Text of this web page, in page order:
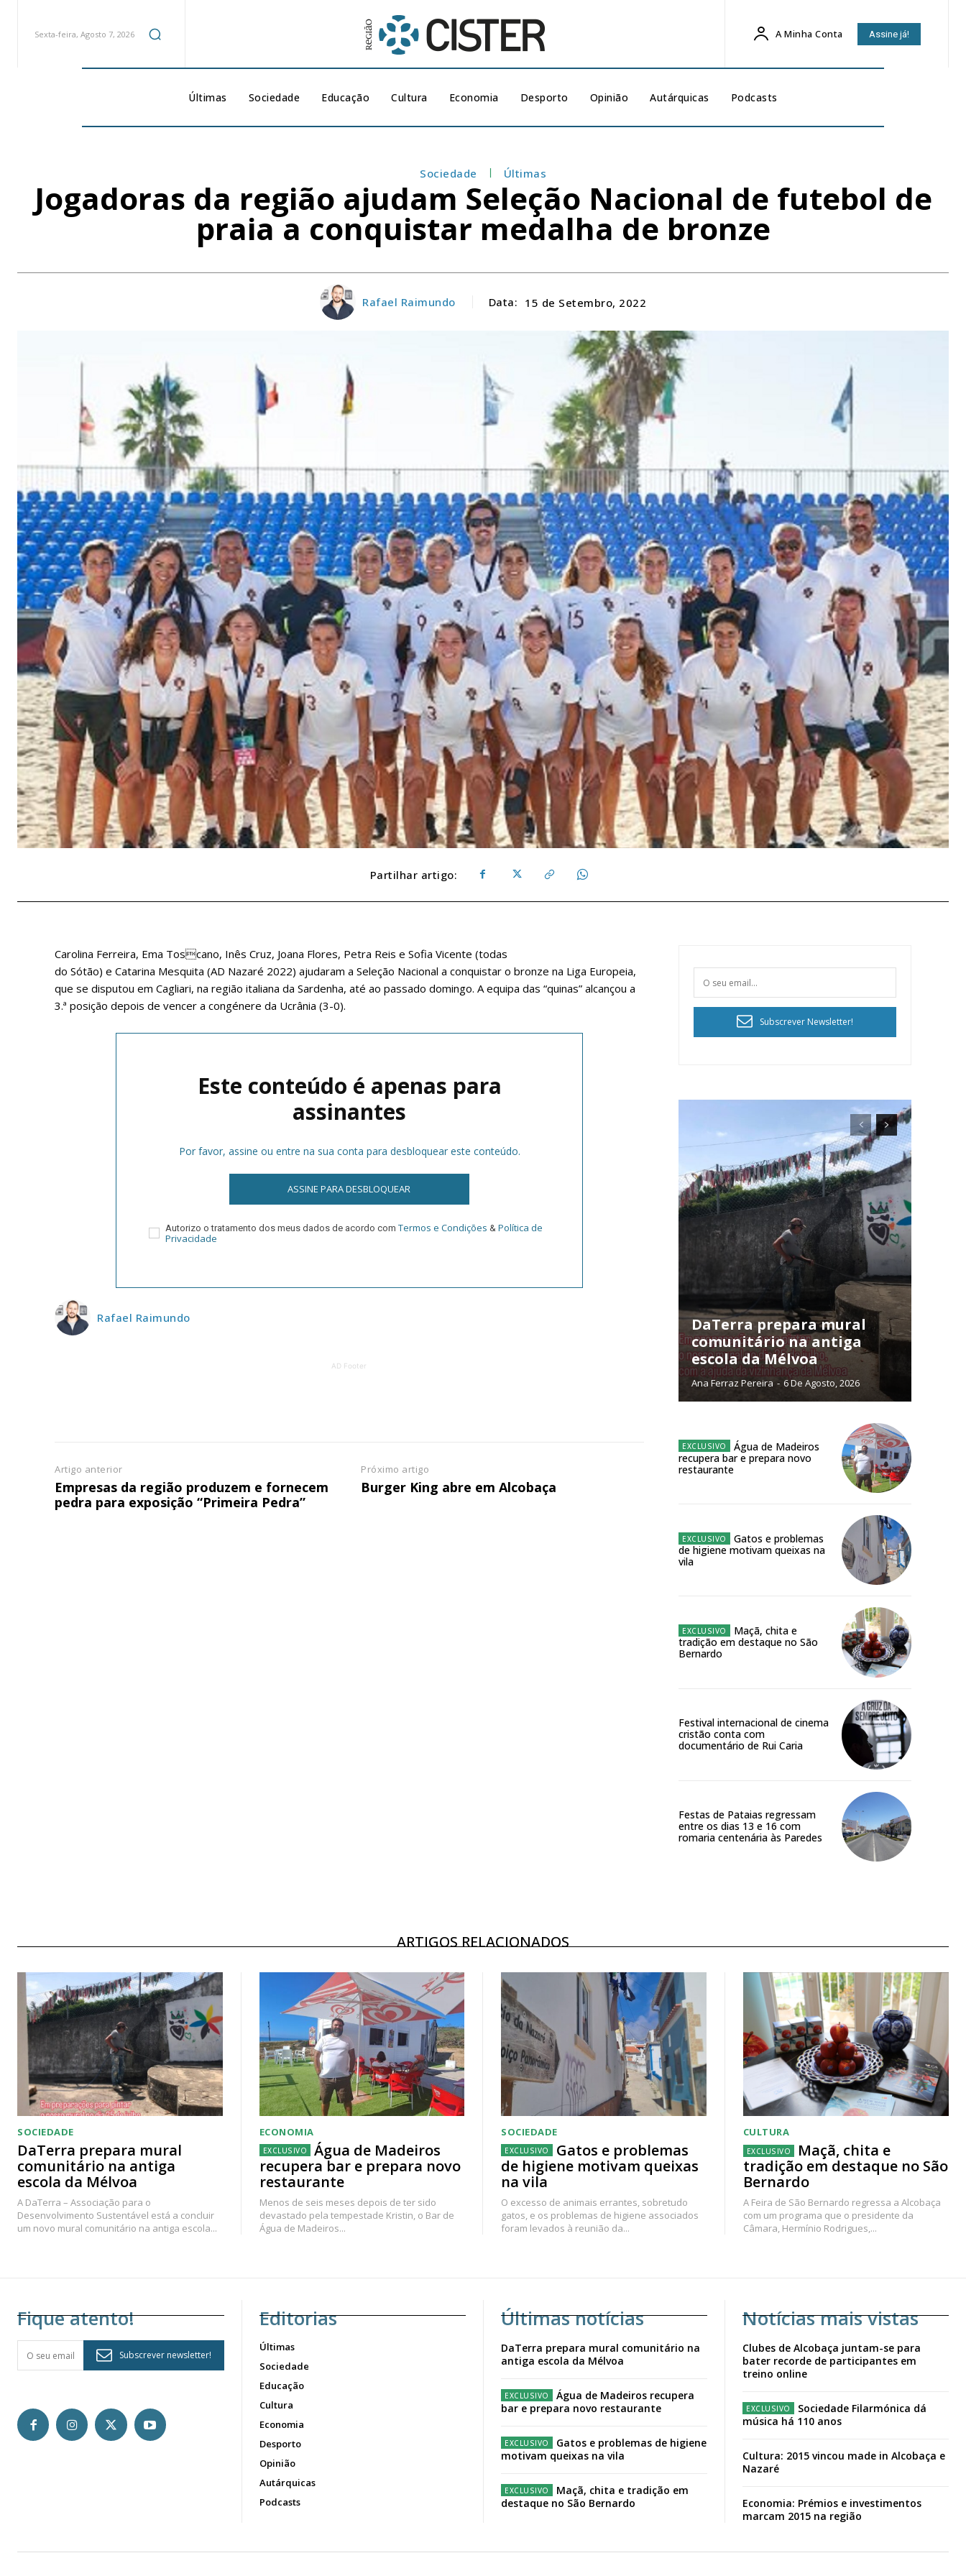
Planos de Assinatura
Faça-se assinante do Região de Cister e ajude-nos a manter este serviço público!
Escolha o plano de assinatura desejado:
€
Acesso aos conteúdos Exclusivos para
assinantes
ASSINATURA
DIGITAL ANUAL
Acesso aos conteúdos Exclusivos para
Ofertas para assinatura anual
Sexta-feira, Agosto 7, 2026 A Minha Conta Assine já!
Últimas Sociedade Educação Cultura Economia Desporto Opinião Autárquicas Podcasts
Sociedade Últimas
Jogadoras da região ajudam Seleção Nacional de futebol de
praia a conquistar medalha de bronze
Rafael Raimundo Data: 15 de Setembro, 2022
Partilhar artigo:
Carolina Ferreira, Ema Toscano, Inês Cruz, Joana Flores, Petra Reis e Sofia Vicente (todas
do Sótão) e Catarina Mesquita (AD Nazaré 2022) ajudaram a Seleção Nacional a conquistar o bronze na Liga Europeia,
que se disputou em Cagliari, na região italiana da Sardenha, até ao passado domingo. A equipa das “quinas” alcançou a
3.ª posição depois de vencer a congénere da Ucrânia (3-0).
Este conteúdo é apenas para
assinantes
Por favor, assine ou entre na sua conta para desbloquear este conteúdo.
ASSINE PARA DESBLOQUEAR
Autorizo o tratamento dos meus dados de acordo com Termos e Condições & Política de
Privacidade
Rafael Raimundo
AD Footer
Artigo anterior
Empresas da região produzem e fornecem
pedra para exposição “Primeira Pedra”
Próximo artigo
Burger King abre em Alcobaça
Subscrever Newsletter!
DaTerra prepara mural
comunitário na antiga
escola da Mélvoa
Ana Ferraz Pereira - 6 De Agosto, 2026
Água de Madeiros
recupera bar e prepara novo
restaurante
Gatos e problemas
de higiene motivam queixas na
vila
Maçã, chita e
tradição em destaque no São
Bernardo
Festival internacional de cinema
cristão conta com
documentário de Rui Caria
Festas de Pataias regressam
entre os dias 13 e 16 com
romaria centenária às Paredes
ARTIGOS RELACIONADOS
SOCIEDADE
DaTerra prepara mural
comunitário na antiga
escola da Mélvoa
A DaTerra – Associação para o
Desenvolvimento Sustentável está a concluir
um novo mural comunitário na antiga escola...
ECONOMIA
Água de Madeiros
recupera bar e prepara novo
restaurante
Menos de seis meses depois de ter sido
devastado pela tempestade Kristin, o Bar de
Água de Madeiros...
SOCIEDADE
Gatos e problemas
de higiene motivam queixas
na vila
O excesso de animais errantes, sobretudo
gatos, e os problemas de higiene associados
foram levados à reunião da...
CULTURA
Maçã, chita e
tradição em destaque no São
Bernardo
A Feira de São Bernardo regressa a Alcobaça
com um programa que o presidente da
Câmara, Hermínio Rodrigues,...
Fique atento!
Subscrever newsletter!
Editorias
Últimas
Sociedade
Educação
Cultura
Economia
Desporto
Opinião
Autárquicas
Podcasts
Últimas notícias
DaTerra prepara mural comunitário na
antiga escola da Mélvoa
Água de Madeiros recupera
bar e prepara novo restaurante
Gatos e problemas de higiene
motivam queixas na vila
Maçã, chita e tradição em
destaque no São Bernardo
Notícias mais vistas
Clubes de Alcobaça juntam-se para
bater recorde de participantes em
treino online
Sociedade Filarmónica dá
música há 110 anos
Cultura: 2015 vincou made in Alcobaça e
Nazaré
Economia: Prémios e investimentos
marcam 2015 na região